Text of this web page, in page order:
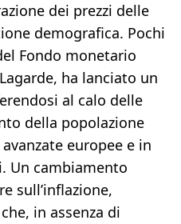
dei prezzi delle
demografica. Pochi
Fondo monetario
ha lanciato un
al calo delle
della popolazione
europee e in
Un cambiamento
sull’inflazione,
in assenza di